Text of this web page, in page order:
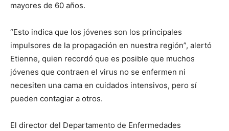
mayores de 60 años.
“Esto indica que los jóvenes son los principales
impulsores de la propagación en nuestra región”, alertó
Etienne, quien recordó que es posible que muchos
jóvenes que contraen el virus no se enfermen ni
necesiten una cama en cuidados intensivos, pero sí
pueden contagiar a otros.
El director del Departamento de Enfermedades